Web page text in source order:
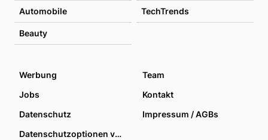
Automobile TechTrends
Beauty
Werbung
Team
Jobs
Kontakt
Datenschutz
Impressum / AGBs
Datenschutzoptionen verwalten